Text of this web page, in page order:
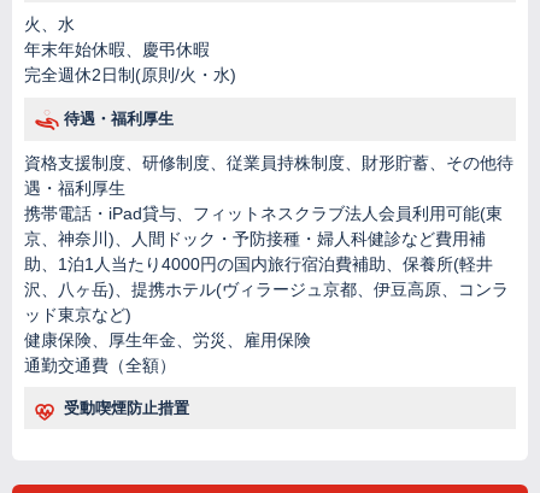
火、水
年末年始休暇、慶弔休暇
完全週休2日制(原則/火・水)
待遇・福利厚生
資格支援制度、研修制度、従業員持株制度、財形貯蓄、その他待
遇・福利厚生
携帯電話・iPad貸与、フィットネスクラブ法人会員利用可能(東
京、神奈川)、人間ドック・予防接種・婦人科健診など費用補
助、1泊1人当たり4000円の国内旅行宿泊費補助、保養所(軽井
沢、八ヶ岳)、提携ホテル(ヴィラージュ京都、伊豆高原、コンラ
ッド東京など)
健康保険、厚生年金、労災、雇用保険
通勤交通費（全額）
受動喫煙防止措置